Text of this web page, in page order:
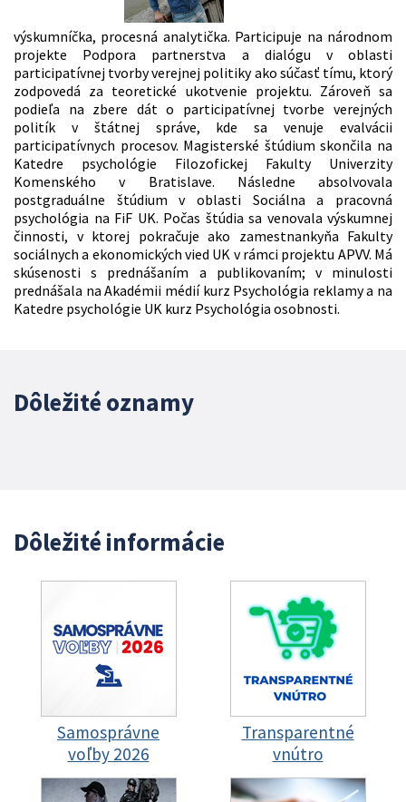
výskumníčka, procesná analytička. Participuje na národnom
projekte Podpora partnerstva a dialógu v oblasti
participatívnej tvorby verejnej politiky ako súčasť tímu, ktorý
zodpovedá za teoretické ukotvenie projektu. Zároveň sa
podieľa na zbere dát o participatívnej tvorbe verejných
politík v štátnej správe, kde sa venuje evalvácii
participatívnych procesov. Magisterské štúdium skončila na
Katedre psychológie Filozofickej Fakulty Univerzity
Komenského v Bratislave. Následne absolvovala
postgraduálne štúdium v oblasti Sociálna a pracovná
psychológia na FiF UK. Počas štúdia sa venovala výskumnej
činnosti, v ktorej pokračuje ako zamestnankyňa Fakulty
sociálnych a ekonomických vied UK v rámci projektu APVV. Má
skúsenosti s prednášaním a publikovaním; v minulosti
prednášala na Akadémii médií kurz Psychológia reklamy a na
Katedre psychológie UK kurz Psychológia osobnosti.
Dôležité oznamy
Dôležité informácie
Samosprávne
voľby 2026
Transparentné
vnútro